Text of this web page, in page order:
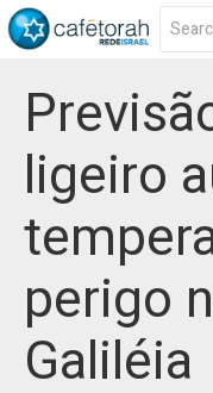
ligeiro
perigo
Galiléia